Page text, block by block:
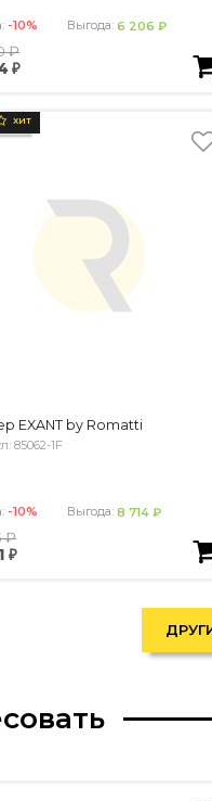
-10% Выгода:6 206 ₽
₽
₽
ХИТ
EXANT by Romatti
85062-1F
-10% Выгода:8 714 ₽
₽
₽